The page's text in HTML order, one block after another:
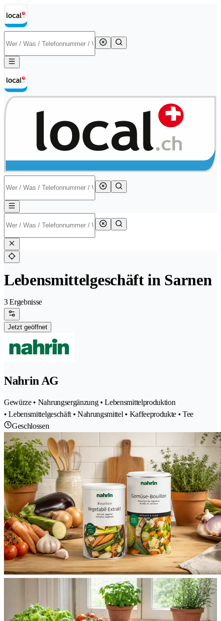
Lebensmittelgeschäft in Sarnen
3 Ergebnisse
Jetzt geöffnet
Nahrin AG
Gewürze • Nahrungsergänzung • Lebensmittelproduktion
• Lebensmittelgeschäft • Nahrungsmittel • Kaffeeprodukte • Tee
Geschlossen